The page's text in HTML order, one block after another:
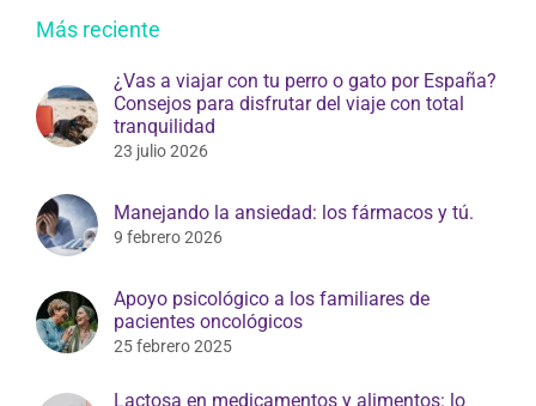
¿Vas a viajar con tu perro o gato por España?
Consejos para disfrutar del viaje con total
tranquilidad
Manejando la ansiedad: los fármacos y tú.
Apoyo psicológico a los familiares de
pacientes oncológicos